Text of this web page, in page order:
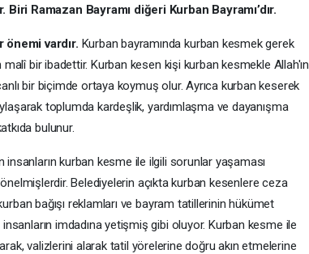
Ramazan Bayramı diğeri Kurban Bayramı’dır.
önemi vardır. Kurban bayramında kurban kesmek gerek
bir ibadettir. Kurban kesen kişi kurban kesmekle Allah'ın
bir biçimde ortaya koymuş olur. Ayrıca kurban keserek
toplumda kardeşlik, yardımlaşma ve dayanışma
bulunur.
kurban kesme ile ilgili sorunlar yaşaması
Belediyelerin açıkta kurban kesenlere ceza
bağışı reklamları ve bayram tatillerinin hükümet
imdadına yetişmiş gibi oluyor. Kurban kesme ile
valizlerini alarak tatil yörelerine doğru akın etmelerine